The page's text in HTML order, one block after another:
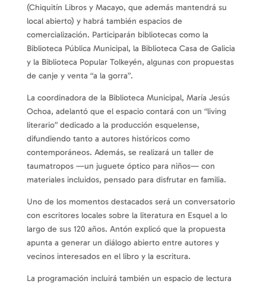
(Chiquitín Libros y Macayo, que además mantendrá su
local abierto) y habrá también espacios de
comercialización. Participarán bibliotecas como la
Biblioteca Pública Municipal, la Biblioteca Casa de Galicia
y la Biblioteca Popular Tolkeyén, algunas con propuestas
de canje y venta “a la gorra”.
La coordinadora de la Biblioteca Municipal, María Jesús
Ochoa, adelantó que el espacio contará con un “living
literario” dedicado a la producción esquelense,
difundiendo tanto a autores históricos como
contemporáneos. Además, se realizará un taller de
taumatropos —un juguete óptico para niños— con
materiales incluidos, pensado para disfrutar en familia.
Uno de los momentos destacados será un conversatorio
con escritores locales sobre la literatura en Esquel a lo
largo de sus 120 años. Antón explicó que la propuesta
apunta a generar un diálogo abierto entre autores y
vecinos interesados en el libro y la escritura.
La programación incluirá también un espacio de lectura